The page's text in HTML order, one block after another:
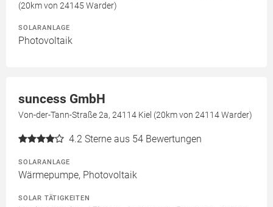
(20km von 24145 Warder)
SOLARANLAGE
Photovoltaik
suncess GmbH
Von-der-Tann-Straße 2a, 24114 Kiel (20km von 24114 Warder)
4.2 Sterne aus 54 Bewertungen
SOLARANLAGE
Wärmepumpe, Photovoltaik
SOLAR TÄTIGKEITEN